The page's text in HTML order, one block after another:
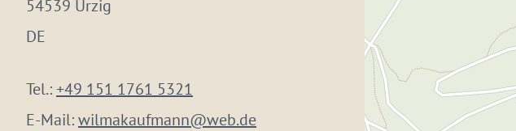
54539 Ürzig
DE
Tel.:+49 151 1761 5321
E-Mail:wilmakaufmann@web.de